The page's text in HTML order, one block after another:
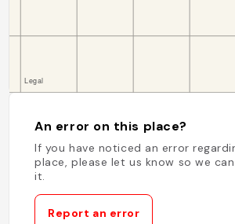
An error on this place?
If you have noticed an error
place, please let us know so we
it.
Report an error